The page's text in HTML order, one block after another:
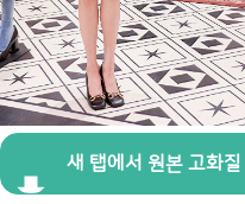
새 탭에서 원본 고화질